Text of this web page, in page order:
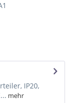
IP20,
mehr